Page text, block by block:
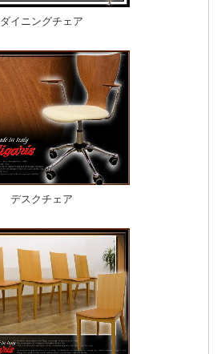
ダイニングチェア
デスクチェア